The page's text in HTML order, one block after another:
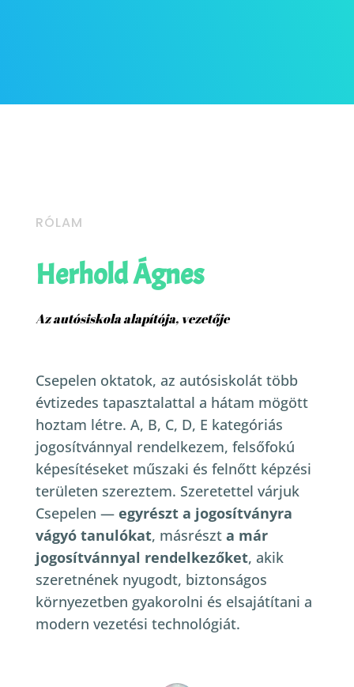
RÓLAM
Herhold Ágnes
Az autósiskola alapítója, vezetője
Csepelen oktatok, az autósiskolát több
évtizedes tapasztalattal a hátam mögött
hoztam létre. A, B, C, D, E kategóriás
jogosítvánnyal rendelkezem, felsőfokú
képesítéseket műszaki és felnőtt képzési
területen szereztem. Szeretettel várjuk
Csepelen — egyrészt a jogosítványra
vágyó tanulókat, másrészt a már
jogosítvánnyal rendelkezőket, akik
szeretnének nyugodt, biztonságos
környezetben gyakorolni és elsajátítani a
modern vezetési technológiát.